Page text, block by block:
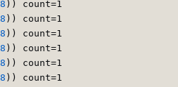
8 )) count=1
8 )) count=1
8 )) count=1
8 )) count=1
8 )) count=1
8